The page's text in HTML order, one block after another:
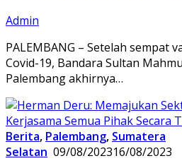
Admin
PALEMBANG – Setelah sempat
Covid-19, Bandara Sultan
Palembang akhirnya…
Berita, Palembang, Sumatera
Selatan 09/08/202316/08/2023